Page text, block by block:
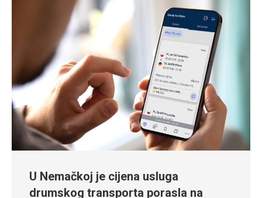
U Nemačkoj je cijena usluga
drumskog transporta porasla na